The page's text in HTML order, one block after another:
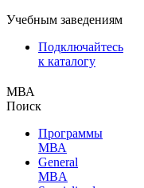
Учебным заведениям
Подключайтесь
к каталогу
МВА
Поиск
Программы
МВА
General
MBA